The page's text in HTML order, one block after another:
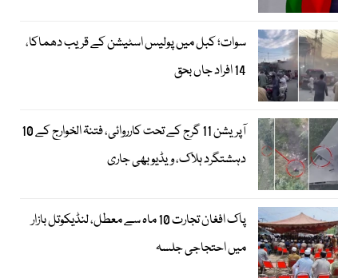
سوات؛ کبل میں پولیس اسٹیشن کے قریب دھماکا،
14 افراد جاں بحق
آپریشن 11 گرج کے تحت کارروائی، فتنۃ الخوارج کے 10
دہشتگرد ہلاک، ویڈیو بھی جاری
پاک افغان تجارت 10 ماہ سے معطل، لنڈیکوتل بازار
میں احتجاجی جلسہ